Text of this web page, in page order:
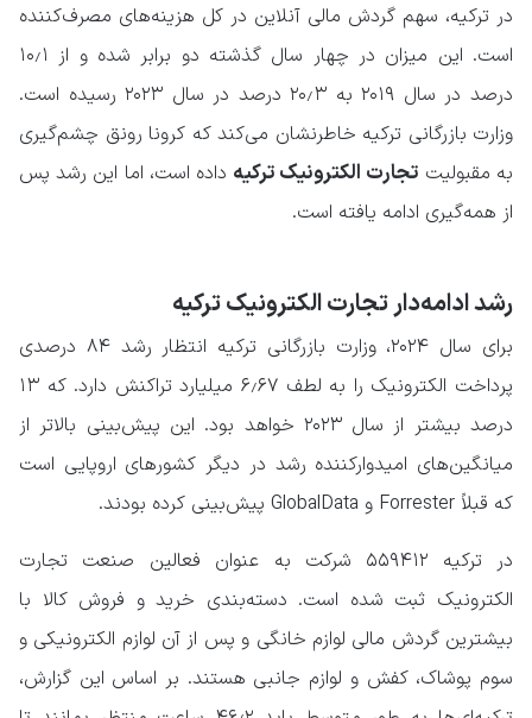
در ترکیه، سهم گردش مالی آنلاین در کل هزینه‌های مصرف‌کننده
است. این میزان در چهار سال گذشته دو برابر شده و از ۱۰٫۱
درصد در سال ۲۰۱۹ به ۲۰٫۳ درصد در سال ۲۰۲۳ رسیده است.
وزارت بازرگانی ترکیه خاطرنشان می‌کند که کرونا رونق چشم‌گیری
به مقبولیت تجارت الکترونیک ترکیه داده است، اما این رشد پس
از همه‌گیری ادامه یافته است.
رشد ادامه‌دار تجارت الکترونیک ترکیه
برای سال ۲۰۲۴، وزارت بازرگانی ترکیه انتظار رشد ۸۴ درصدی
پرداخت الکترونیک را به لطف ۶٫۶۷ میلیارد تراکنش دارد. که ۱۳
درصد بیشتر از سال ۲۰۲۳ خواهد بود. این پیش‌بینی بالاتر از
میانگین‌های امیدوارکننده رشد در دیگر کشورهای اروپایی است
که قبلاً Forrester و GlobalData پیش‌بینی کرده بودند.
در ترکیه ۵۵۹۴۱۲ شرکت به عنوان فعالین صنعت تجارت
الکترونیک ثبت شده است. دسته‌بندی خرید و فروش کالا با
بیشترین گردش مالی لوازم خانگی و پس از آن لوازم الکترونیکی و
سوم پوشاک، کفش و لوازم جانبی هستند. بر اساس این گزارش،